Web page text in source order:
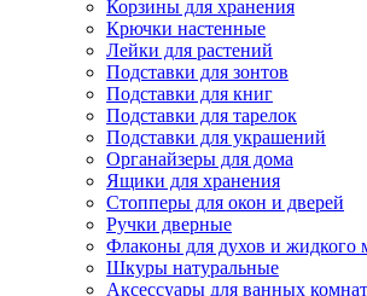
Корзины для хранения
Крючки настенные
Лейки для растений
Подставки для зонтов
Подставки для книг
Подставки для тарелок
Подставки для украшений
Органайзеры для дома
Ящики для хранения
Стопперы для окон и дверей
Ручки дверные
Флаконы для духов и жидкого
Шкуры натуральные
Аксессуары для ванных комнат